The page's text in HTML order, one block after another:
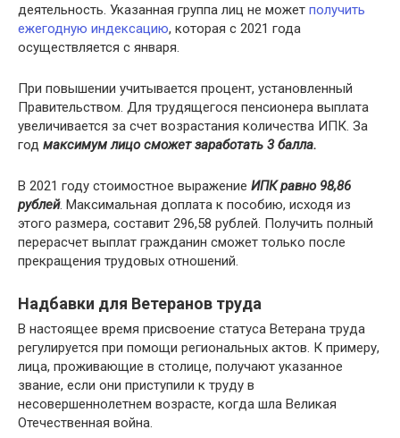
деятельность. Указанная группа лиц не может получить
ежегодную индексацию, которая с 2021 года
осуществляется с января.
При повышении учитывается процент, установленный
Правительством. Для трудящегося пенсионера выплата
увеличивается за счет возрастания количества ИПК. За
год максимум лицо сможет заработать 3 балла.
В 2021 году стоимостное выражение ИПК равно 98,86
рублей. Максимальная доплата к пособию, исходя из
этого размера, составит 296,58 рублей. Получить полный
перерасчет выплат гражданин сможет только после
прекращения трудовых отношений.
Надбавки для Ветеранов труда
В настоящее время присвоение статуса Ветерана труда
регулируется при помощи региональных актов. К примеру,
лица, проживающие в столице, получают указанное
звание, если они приступили к труду в
несовершеннолетнем возрасте, когда шла Великая
Отечественная война.